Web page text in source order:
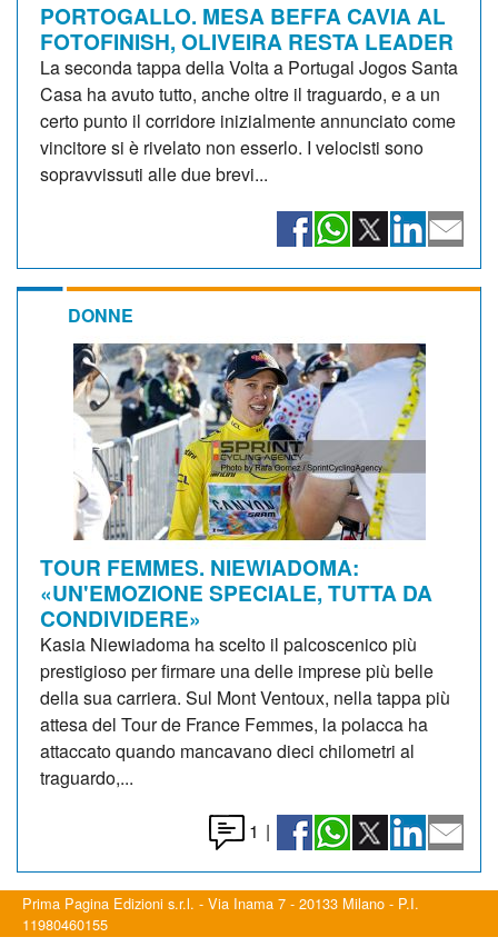
PORTOGALLO. MESA BEFFA CAVIA AL
FOTOFINISH, OLIVEIRA RESTA LEADER
La seconda tappa della Volta a Portugal Jogos Santa
Casa ha avuto tutto, anche oltre il traguardo, e a un
certo punto il corridore inizialmente annunciato come
vincitore si è rivelato non esserlo. I velocisti sono
sopravvissuti alle due brevi...
DONNE
TOUR FEMMES. NIEWIADOMA:
«UN'EMOZIONE SPECIALE, TUTTA DA
CONDIVIDERE»
Kasia Niewiadoma ha scelto il palcoscenico più
prestigioso per firmare una delle imprese più belle
della sua carriera. Sul Mont Ventoux, nella tappa più
attesa del Tour de France Femmes, la polacca ha
attaccato quando mancavano dieci chilometri al
traguardo,...
1 |
Prima Pagina Edizioni s.r.l. - Via Inama 7 - 20133 Milano - P.I.
11980460155